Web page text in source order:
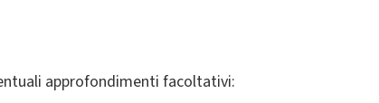
approfondimenti facoltativi: